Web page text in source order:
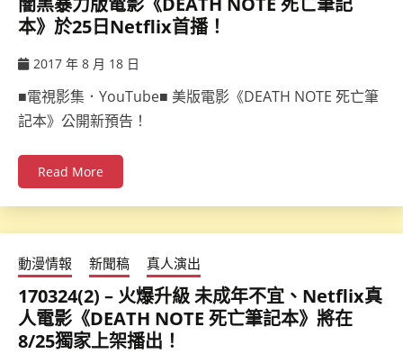
本》於25日Netflix首播！
2017 年 8 月 18 日
■電視影集．YouTube■ 美版電影《DEATH NOTE 死亡筆
記本》公開新預告！
Read More
動漫情報 新聞稿 真人演出
170324(2) – 火爆升級 未成年不宜、Netflix真
人電影《DEATH NOTE 死亡筆記本》將在
8/25獨家上架播出！